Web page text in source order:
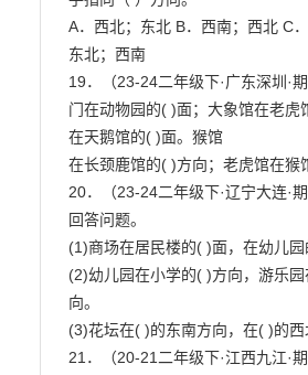
A．西北；东北 B．西南；西北 C
东北；西南
19．（23-24二年级下·广东深圳·
门在动物园的( )面；大象馆在老虎
在天鹅馆的( )面。猴馆
在长颈鹿馆的( )方向；老虎馆在猴
20．（23-24二年级下·辽宁大连·
回答问题。
(1)商场在居民楼的( )面，在幼儿园
(2)幼儿园在小学的( )方向，游乐
向。
(3)花坛在( )的东南方向，在( )的西
21．（20-21二年级下·江西九江·